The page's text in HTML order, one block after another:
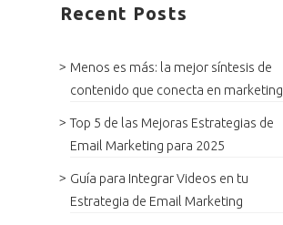
Recent Posts
Menos es más: la mejor síntesis de
contenido que conecta en marketing
Top 5 de las Mejoras Estrategias de
Email Marketing para 2025
Guía para Integrar Videos en tu
Estrategia de Email Marketing